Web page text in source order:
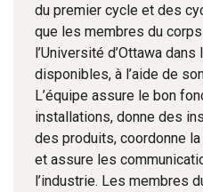
du premier cycle et des
que les membres du
l’Université d’Ottawa
disponibles, à l’aide de
L’équipe assure le bon
installations, donne des
des produits, coordonne
et assure les
l’industrie. Les membres